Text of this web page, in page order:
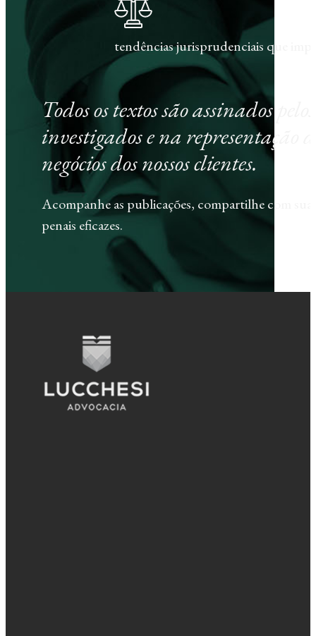
tendências jurisprudenciais que
Todos os textos são assinados
investigados e na representação
negócios dos nossos clientes.
Acompanhe as publicações, compartilhe com
penais eficazes.